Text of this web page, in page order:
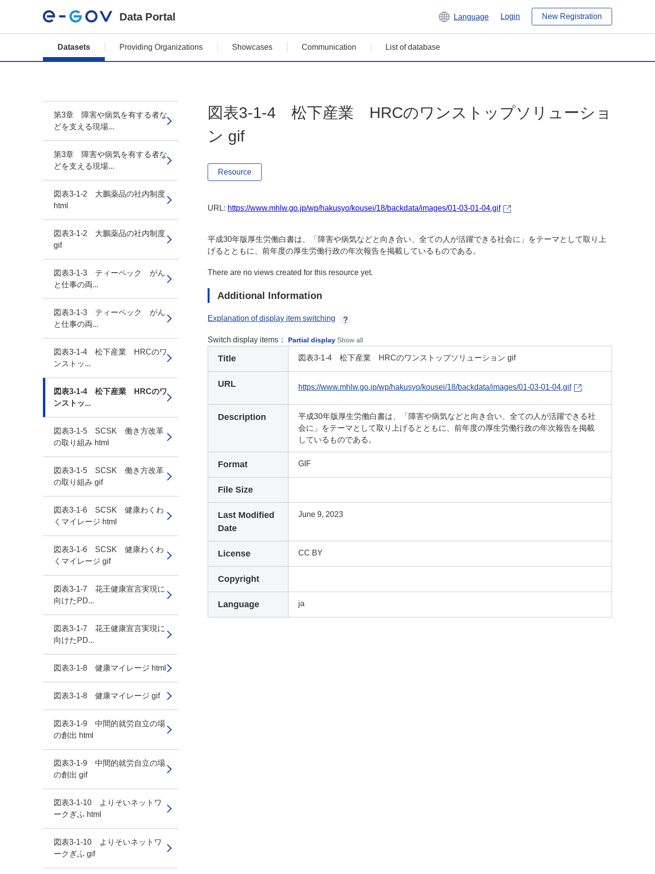
Data Portal Language Login New Registration
Datasets Providing Organizations Showcases Communication List of database
第3章 障害や病気を有する者な
どを支える現場...
第3章 障害や病気を有する者な
どを支える現場...
図表3-1-2 大鵬薬品の社内制度
html
図表3-1-2 大鵬薬品の社内制度
gif
図表3-1-3 ティーペック がん
と仕事の両...
図表3-1-3 ティーペック がん
と仕事の両...
図表3-1-4 松下産業 HRCのワ
ンストッ...
図表3-1-4 松下産業 HRCのワ
ンストッ...
図表3-1-5 SCSK 働き方改革
の取り組み html
図表3-1-5 SCSK 働き方改革
の取り組み gif
図表3-1-6 SCSK 健康わくわ
くマイレージ html
図表3-1-6 SCSK 健康わくわ
くマイレージ gif
図表3-1-7 花王健康宣言実現に
向けたPD...
図表3-1-7 花王健康宣言実現に
向けたPD...
図表3-1-8 健康マイレージ html
図表3-1-8 健康マイレージ gif
図表3-1-9 中間的就労自立の場
の創出 html
図表3-1-9 中間的就労自立の場
の創出 gif
図表3-1-10 よりそいネットワ
ークぎふ html
図表3-1-10 よりそいネットワ
ークぎふ gif
図表3-1-4 松下産業 HRCのワンストップソリューショ
ン gif
Resource
URL: https://www.mhlw.go.jp/wp/hakusyo/kousei/18/backdata/images/01-03-01-04.gif
平成30年版厚生労働白書は、「障害や病気などと向き合い、全ての人が活躍できる社会に」をテーマとして取り上
げるとともに、前年度の厚生労働行政の年次報告を掲載しているものである。
There are no views created for this resource yet.
Additional Information
Explanation of display item switching
Switch display items： Partial display Show all
Title 図表3-1-4 松下産業 HRCのワンストップソリューション gif
URL https://www.mhlw.go.jp/wp/hakusyo/kousei/18/backdata/images/01-03-01-04.gif
Description
平成30年版厚生労働白書は、「障害や病気などと向き合い、全ての人が活躍できる社
会に」をテーマとして取り上げるとともに、前年度の厚生労働行政の年次報告を掲載
しているものである。
Format GIF
File Size
Last Modified
Date
June 9, 2023
License CC BY
Copyright
Language ja